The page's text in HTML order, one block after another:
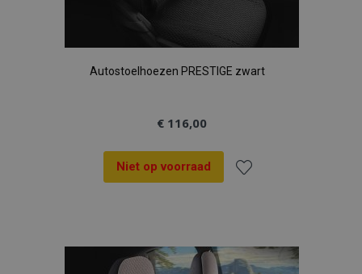
Autostoelhoezen PRESTIGE zwart
€ 116,00
Niet op voorraad
aan